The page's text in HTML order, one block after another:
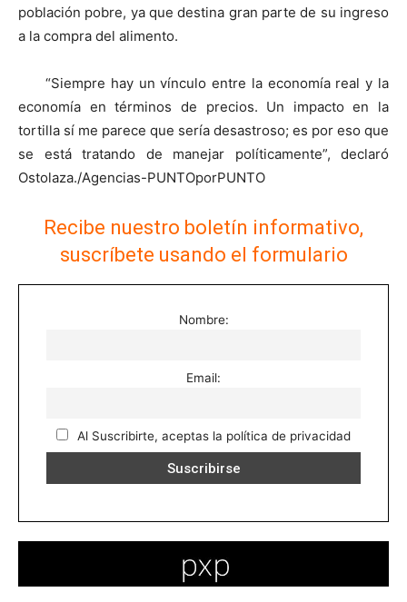
población pobre, ya que destina gran parte de su ingreso
a la compra del alimento.
“Siempre hay un vínculo entre la economía real y la
economía en términos de precios. Un impacto en la
tortilla sí me parece que sería desastroso; es por eso que
se está tratando de manejar políticamente”, declaró
Ostolaza./Agencias-PUNTOporPUNTO
Recibe nuestro boletín informativo,
suscríbete usando el formulario
Nombre:
Email:
Al Suscribirte, aceptas la política de privacidad